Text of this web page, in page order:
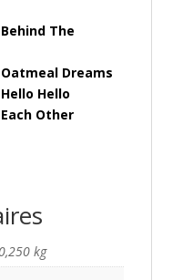
The
Dreams
Hello
Other
kg